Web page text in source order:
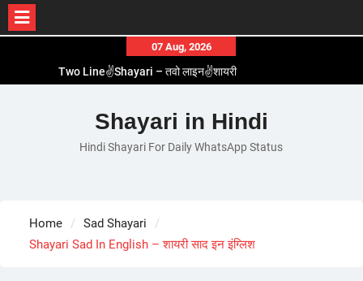
content
07 Aug, 2026
Two Line✌️Shayari – तवो लाइन✌️शायरी
Romantic Love😽Status – रोमांटिक लव😽स्टेटस
Love🥳Poetry In Hindi – लव🥳पोएट्री इन हिंदी
1 Line☝️Shayari In Hindi – १ लाइन☝️शायरी इन हिंदी
Shayari in Hindi
Hindi Shayari For Daily WhatsApp Status
Home
Sad Shayari
Shayari Sad In English – शायरी साद इन इंग्लिश